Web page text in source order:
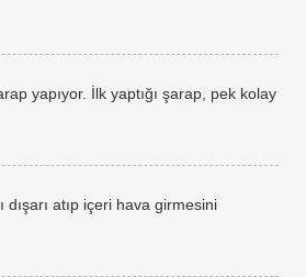
yapıyor. İlk yaptığı şarap, pek kolay
dışarı atıp içeri hava girmesini